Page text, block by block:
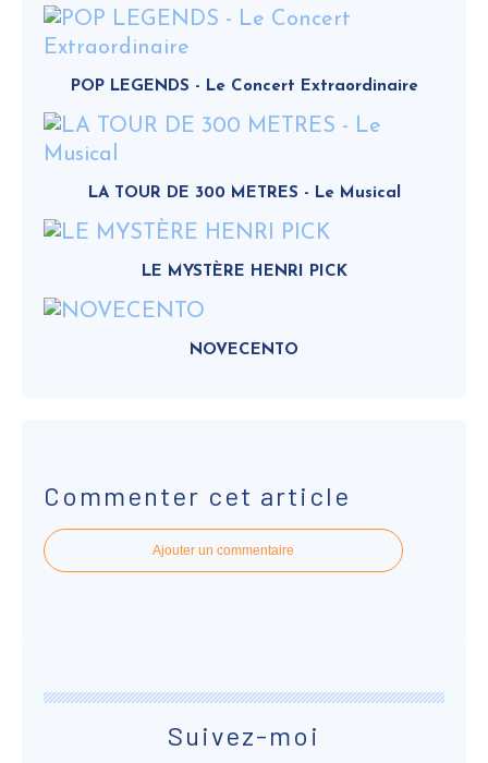
POP LEGENDS - Le Concert Extraordinaire
LA TOUR DE 300 METRES - Le Musical
LE MYSTÈRE HENRI PICK
NOVECENTO
Commenter cet article
Ajouter un commentaire
Suivez-moi